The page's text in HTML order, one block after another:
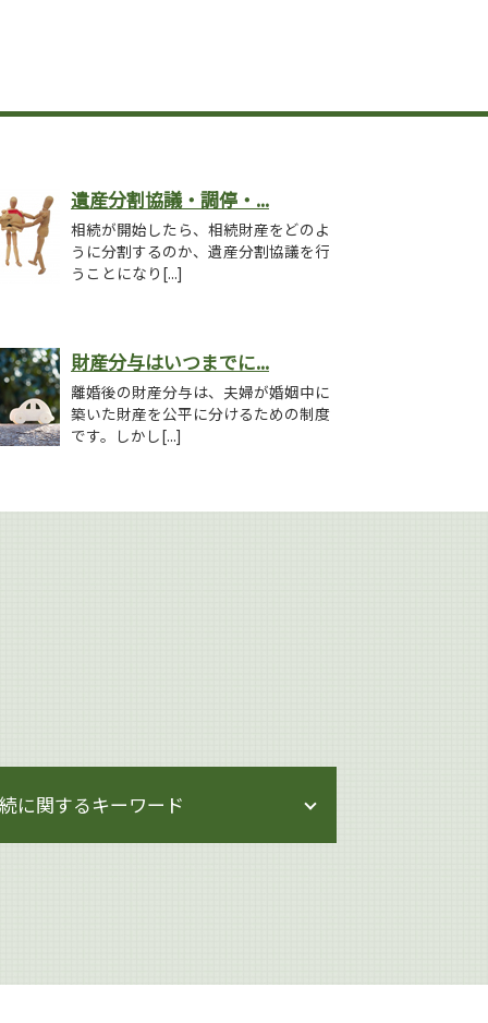
遺産分割協議・調停・...
相続が開始したら、相続財産をどのよ
うに分割するのか、遺産分割協議を行
うことになり[...]
財産分与はいつまでに...
離婚後の財産分与は、夫婦が婚姻中に
築いた財産を公平に分けるための制度
です。しかし[...]
に関するキーワード
遺産分割 割合